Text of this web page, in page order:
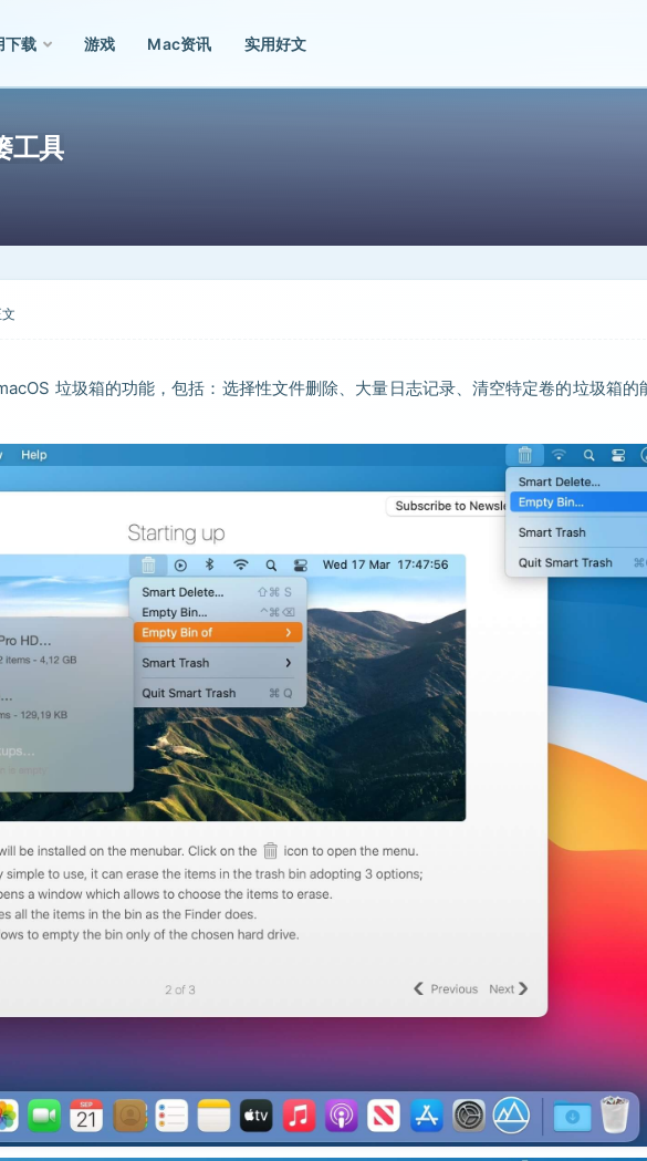
下载 游戏 Mac资讯 实用好文
工具
垃圾箱的功能，包括：选择性文件删除、大量日志记录、清空特定卷的垃圾箱的